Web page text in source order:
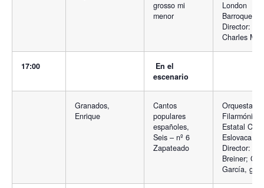
grosso mi
menor
London
Barroque.
Director:
Charles
17:00
En el
escenario
Granados,
Enrique
Cantos
populares
españoles,
Seis – nº 6
Zapateado
Orquesta
Filarmónica
Estatal
Eslovaca.
Director:
Breiner;
García,